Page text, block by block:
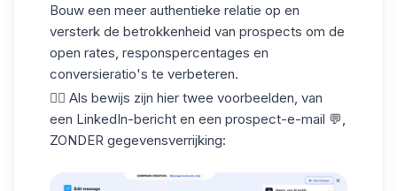
Bouw een meer authentieke relatie op en
versterk de betrokkenheid van prospects om de
open rates, responspercentages en
conversieratio's te verbeteren.
👇🏼 Als bewijs zijn hier twee voorbeelden, van
een LinkedIn-bericht en een prospect-e-mail 💬,
ZONDER gegevensverrijking: